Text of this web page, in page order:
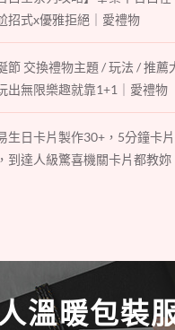
招式x優雅拒絕｜愛禮物
節 交換禮物主題 / 玩法 / 推薦
出無限樂趣就靠1+1｜愛禮物
生日卡片製作30+，5分鐘卡
到達人級驚喜機關卡片都教妳
溫暖包裝